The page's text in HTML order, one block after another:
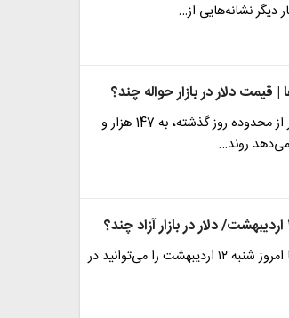
دیگر نشانه‌هایی از…
قیمت دلار در بازار حواله چند؟
نرخ حواله دلار آمریکا امروز با عبور از محدوده روز گذشته، به 147 هزار و
قیمت دلار، یورو، پوند و سایر ارز‌ها امروز شنبه ۱۲ اردیبهشت را می‌توانید در